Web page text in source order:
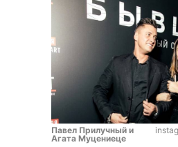
Павел Прилучный и
Агата Муцениеце